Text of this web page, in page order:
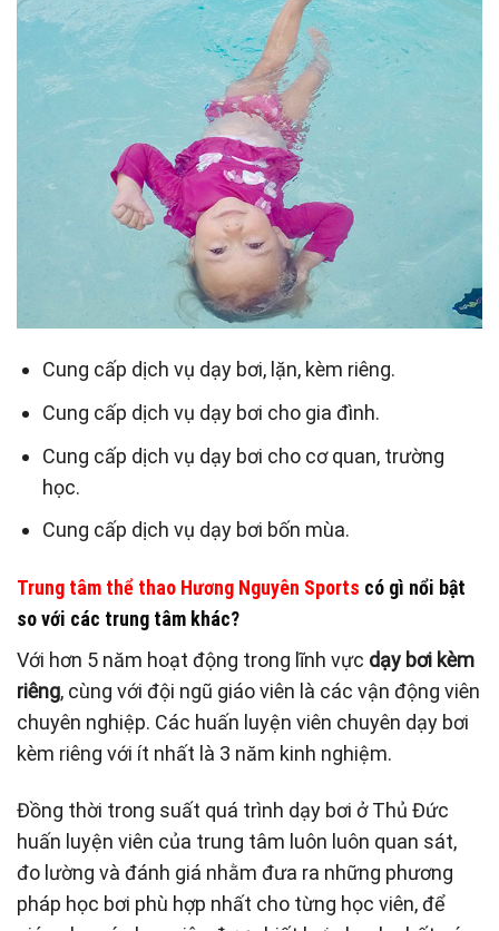
Cung cấp dịch vụ dạy bơi, lặn, kèm riêng.
Cung cấp dịch vụ dạy bơi cho gia đình.
Cung cấp dịch vụ dạy bơi cho cơ quan, trường
học.
Cung cấp dịch vụ dạy bơi bốn mùa.
Trung tâm thể thao Hương Nguyên Sports có gì nổi bật
so với các trung tâm khác?
Với hơn 5 năm hoạt động trong lĩnh vực dạy bơi kèm
riêng, cùng với đội ngũ giáo viên là các vận động viên
chuyên nghiệp. Các huấn luyện viên chuyên dạy bơi
kèm riêng với ít nhất là 3 năm kinh nghiệm.
Đồng thời trong suất quá trình dạy bơi ở Thủ Đức
huấn luyện viên của trung tâm luôn luôn quan sát,
đo lường và đánh giá nhằm đưa ra những phương
pháp học bơi phù hợp nhất cho từng học viên, để